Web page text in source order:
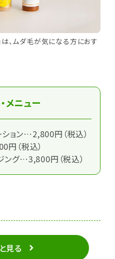
は、ムダ毛が気になる方におす
メニュー
ョン…2,800円（税込）
（税込）
グ…3,800円（税込）
見る